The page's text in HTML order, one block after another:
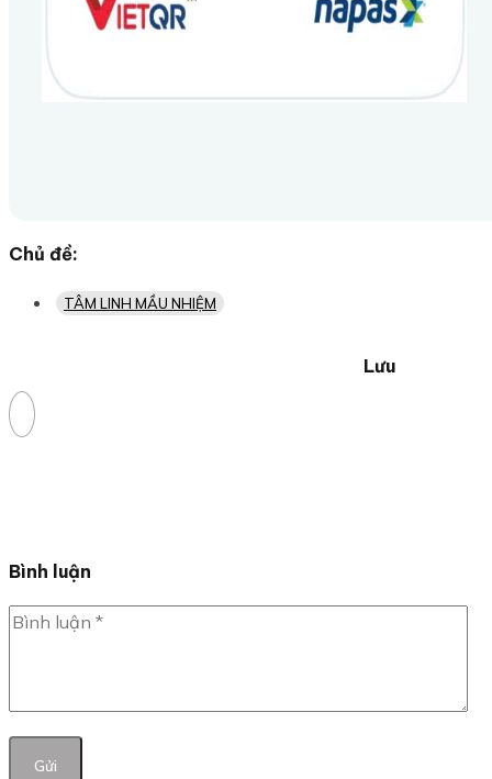
Chủ đề:
TÂM LINH MẦU NHIỆM
Lưu
Bình luận